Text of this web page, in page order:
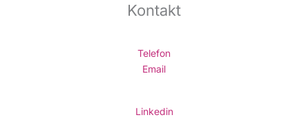
Kontakt
Telefon
Email
Linkedin